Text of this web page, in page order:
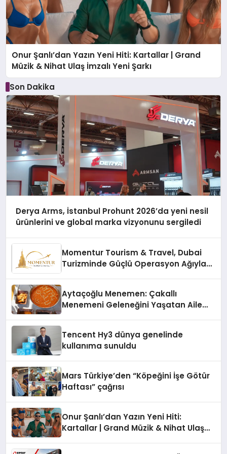
Onur Şanlı’dan Yazın Yeni Hiti: Kartallar | Grand
Müzik & Nihat Ulaş İmzalı Yeni Şarkı
Son Dakika
Derya Arms, İstanbul Prohunt 2026’da yeni nesil
ürünlerini ve global marka vizyonunu sergiledi
Momentur Tourism & Travel, Dubai
Turizminde Güçlü Operasyon Ağıyla
Aytaçoğlu Menemen: Çakallı
Menemeni Geleneğini Yaşatan Aile
Tencent Hy3 dünya genelinde
kullanıma sunuldu
Mars Türkiye’den “Köpeğini İşe Götür
Haftası” çağrısı
Onur Şanlı’dan Yazın Yeni Hiti:
Kartallar | Grand Müzik & Nihat Ulaş